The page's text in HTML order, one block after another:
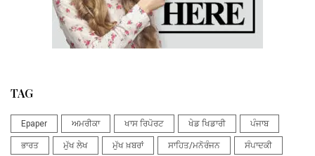
TAG
Epaper ਅਮਰੀਕਾ ਖਾਸ ਰਿਪੋਰਟ ਖੇਡ ਖਿਡਾਰੀ ਪੰਜਾਬ
ਭਾਰਤ ਮੁੱਖ ਲੇਖ ਮੁੱਖ ਖ਼ਬਰਾਂ ਸਾਹਿਤ/ਮਨੋਰੰਜਨ ਸੰਪਾਦਕੀ